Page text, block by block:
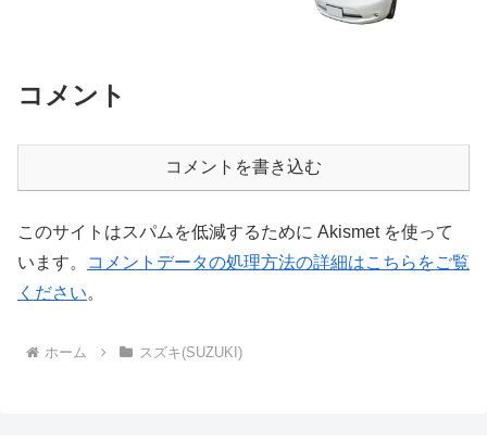
コメント
コメントを書き込む
このサイトはスパムを低減するために Akismet を使って
います。
コメントデータの処理方法の詳細はこちらをご覧
ください。
ホーム スズキ(SUZUKI)